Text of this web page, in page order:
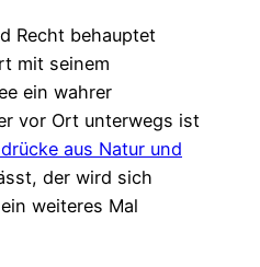
Recht behauptet
mit seinem
ein wahrer
vor Ort unterwegs ist
aus Natur und
der wird sich
weiteres Mal